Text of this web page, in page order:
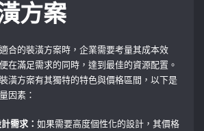
方案
合的裝潢方案時，企業需要考量其成本效
在滿足需求的同時，達到最佳的資源配置。
潢方案有其獨特的特色與價格區間，以下是
因素：
需求：如果需要高度個性化的設計，其價格